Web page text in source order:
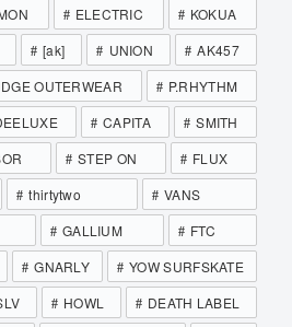
ELECTRIC
KOKUA
[ak] UNION
AK457
OUTERWEAR
P.RHYTHM
CAPITA
SMITH
STEP ON
FLUX
thirtytwo
VANS
GALLIUM
FTC
GNARLY
YOW SURFSKATE
HOWL
DEATH LABEL